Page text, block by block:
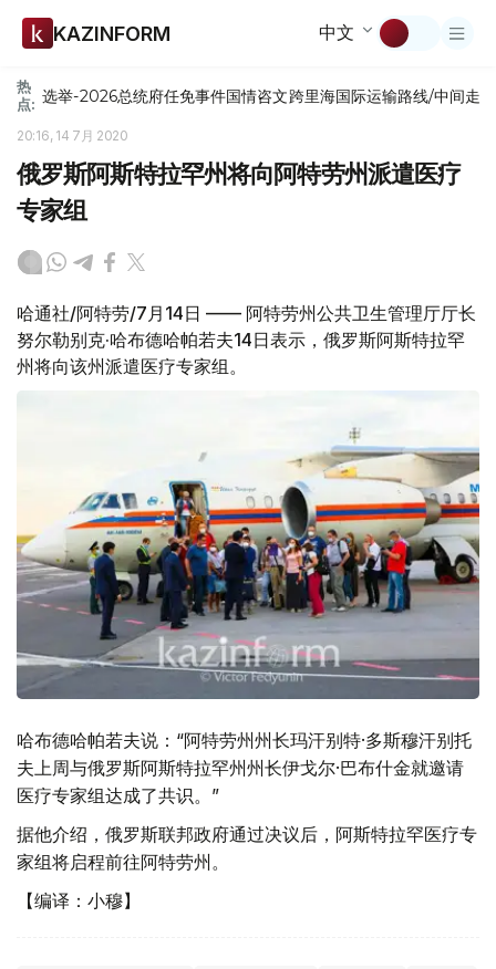
KAZINFORM 中文
热
点: 选举-2026总统府任免事件国情咨文跨里海国际运输路线/中间走廊
20:16, 14 7月 2020
俄罗斯阿斯特拉罕州将向阿特劳州派遣医疗
专家组
哈通社/阿特劳/7月14日 —— 阿特劳州公共卫生管理厅厅长
努尔勒别克·哈布德哈帕若夫14日表示，俄罗斯阿斯特拉罕
州将向该州派遣医疗专家组。
哈布德哈帕若夫说：“阿特劳州州长玛汗别特·多斯穆汗别托
夫上周与俄罗斯阿斯特拉罕州州长伊戈尔·巴布什金就邀请
医疗专家组达成了共识。”
据他介绍，俄罗斯联邦政府通过决议后，阿斯特拉罕医疗专
家组将启程前往阿特劳州。
【编译：小穆】